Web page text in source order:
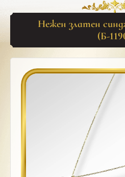
Нежен златен
(Б-